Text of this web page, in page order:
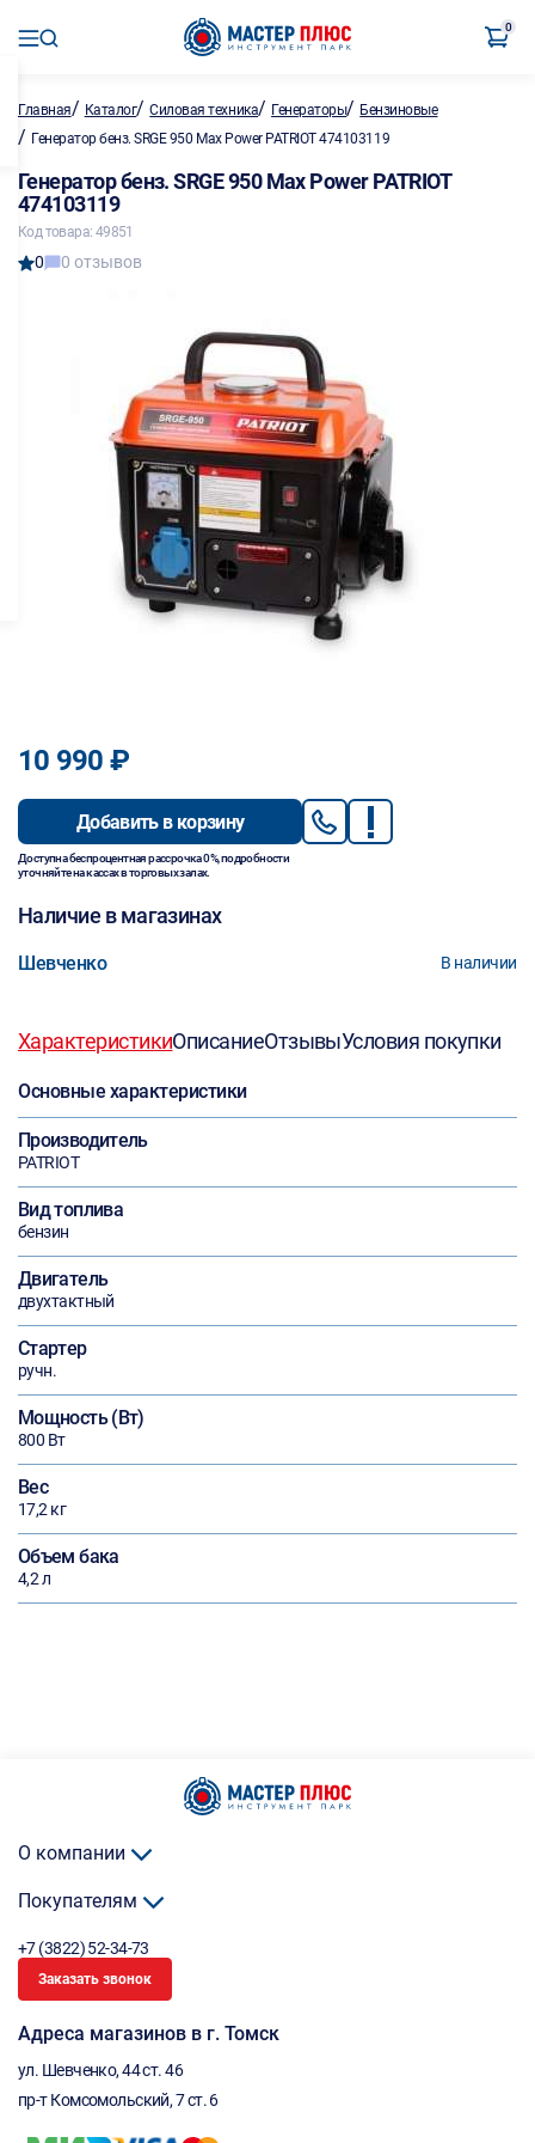
0
Главная/ Каталог/Силовая техника/ Генераторы/ Бензиновые
/ Генератор бенз. SRGE 950 Max Power PATRIOT 474103119
Генератор бенз. SRGE 950 Max Power PATRIOT
474103119
Код товара: 49851
0 0 отзывов
10 990 ₽
Добавить в корзину
Доступна беспроцентная рассрочка 0%, подробности
уточняйте на кассах в торговых залах.
Наличие в магазинах
Шевченко В наличии
ХарактеристикиОписаниеОтзывыУсловия покупки
Основные характеристики
Производитель
PATRIOT
Вид топлива
бензин
Двигатель
двухтактный
Стартер
ручн.
Мощность (Вт)
800 Вт
Вес
17,2 кг
Объем бака
4,2 л
О компании
Покупателям
+7 (3822) 52-34-73
Заказать звонок
Адреса магазинов в г. Томск
ул. Шевченко, 44 ст. 46
пр-т Комсомольский, 7 ст. 6